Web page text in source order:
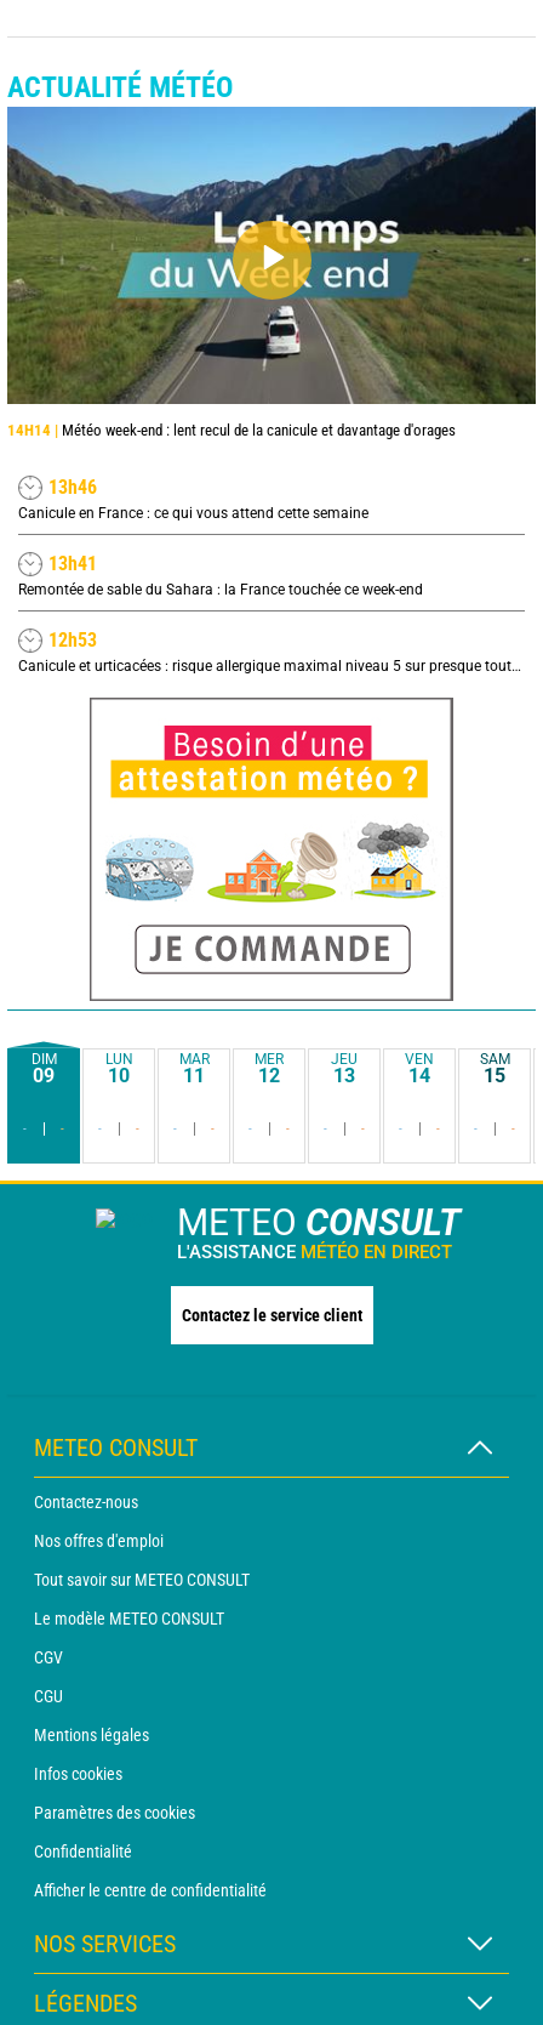
ACTUALITÉ MÉTÉO
14H14 | Météo week-end : lent recul de la canicule et davantage d'orages
13h46
Canicule en France : ce qui vous attend cette semaine
13h41
Remontée de sable du Sahara : la France touchée ce week-end
12h53
Canicule et urticacées : risque allergique maximal niveau 5 sur presque toute la France lundi
DIM
09
- -
LUN
10
- -
MAR
11
- -
MER
12
- -
JEU
13
- -
VEN
14
- -
SAM
15
- -
METEO CONSULT
L'ASSISTANCE MÉTÉO EN DIRECT
Contactez le service client
METEO CONSULT
Contactez-nous
Nos offres d'emploi
Tout savoir sur METEO CONSULT
Le modèle METEO CONSULT
CGV
CGU
Mentions légales
Infos cookies
Paramètres des cookies
Confidentialité
Afficher le centre de confidentialité
NOS SERVICES
Abonnement METEO Xpert
LÉGENDES